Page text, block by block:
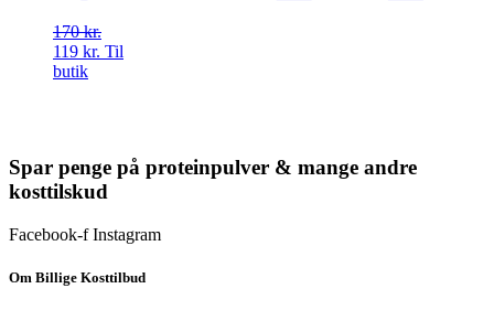
170kr.
oprindelige
119 kr. Den
Til
butik
Spar penge på proteinpulver & mange andre
kosttilskud
Facebook-f Instagram
Om Billige Kosttilbud